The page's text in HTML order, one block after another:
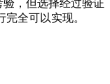
，但选择经过验证
全可以实现。